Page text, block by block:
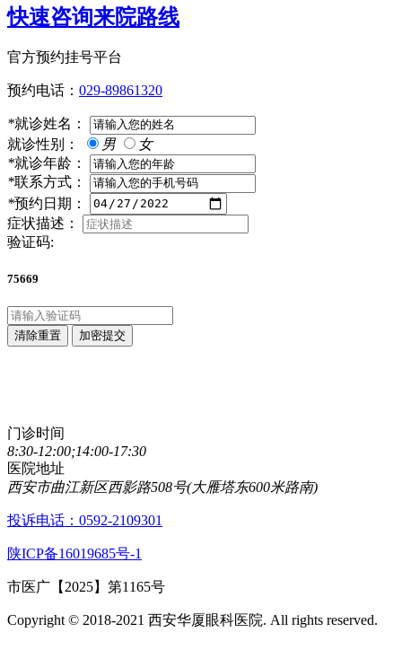
快速咨询来院路线
官方预约挂号平台
预约电话： 029-89861320
*就诊姓名：
就诊性别：
男
女
*就诊年龄：
*联系方式：
*预约日期：
症状描述：
验证码:
75669
清除重置 加密提交
门诊时间
8:30-12:00;14:00-17:30
医院地址
西安市曲江新区西影路508号(大雁塔东600米路南)
投诉电话：0592-2109301
陕ICP备16019685号-1
市医广【2025】第1165号
Copyright © 2018-2021 西安华厦眼科医院. All rights reserved.